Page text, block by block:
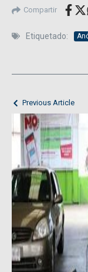
Compartir
Etiquetado:
Previous Article